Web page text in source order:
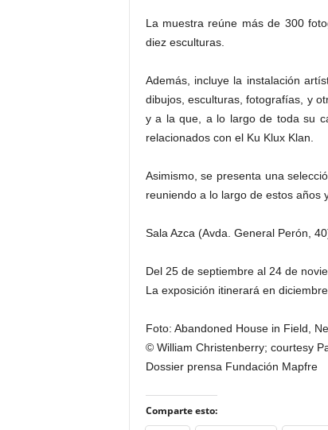
La muestra reúne más de 300
diez esculturas.
Además, incluye la instalación
dibujos, esculturas, fotografías, y
y a la que, a lo largo de toda su
relacionados con el Ku Klux Klan.
Asimismo, se presenta una
reuniendo a lo largo de estos años
Sala Azca (Avda. General Perón,
Del 25 de septiembre al 24 de
La exposición itinerará en
Foto: Abandoned House in Field,
© William Christenberry; courtesy
Dossier prensa Fundación Mapfre
Comparte esto: